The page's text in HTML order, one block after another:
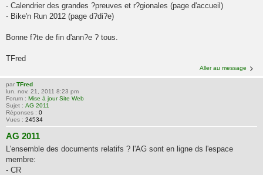
- Calendrier des grandes ?preuves et r?gionales (page d'accueil)
- Bike'n Run 2012 (page d?di?e)
Bonne f?te de fin d'ann?e ? tous.
TFred
Aller au message
par TFred
lun. nov. 21, 2011 8:23 pm
Forum : Mise à jour Site Web
Sujet : AG 2011
Réponses : 0
Vues : 24534
AG 2011
L'ensemble des documents relatifs ? l'AG sont en ligne ds l'espace
membre:
- CR